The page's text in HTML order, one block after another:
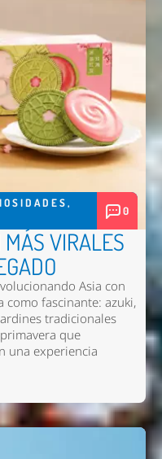
,
0
MÁS VIRALES
Asia con
fascinante: azuki,
tradicionales
que
una experiencia